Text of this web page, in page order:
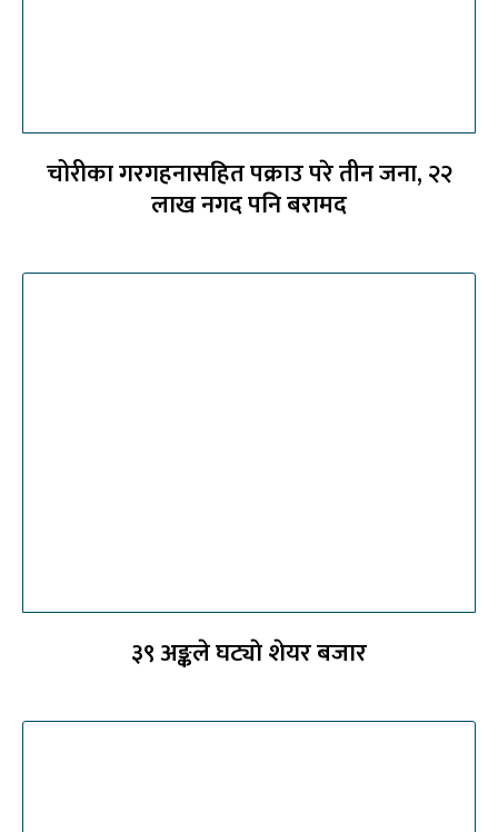
चोरीका गरगहनासहित पक्राउ परे तीन जना, २२
लाख नगद पनि बरामद
३९ अङ्कले घट्याे शेयर बजार